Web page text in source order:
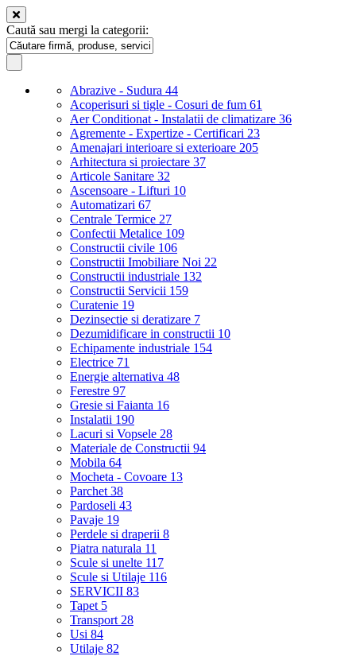
Caută sau mergi la categorii:
Abrazive - Sudura 44
Acoperisuri si tigle - Cosuri de fum 61
Aer Conditionat - Instalatii de climatizare 36
Agremente - Expertize - Certificari 23
Amenajari interioare si exterioare 205
Arhitectura si proiectare 37
Articole Sanitare 32
Ascensoare - Lifturi 10
Automatizari 67
Centrale Termice 27
Confectii Metalice 109
Constructii civile 106
Constructii Imobiliare Noi 22
Constructii industriale 132
Constructii Servicii 159
Curatenie 19
Dezinsectie si deratizare 7
Dezumidificare in constructii 10
Echipamente industriale 154
Electrice 71
Energie alternativa 48
Ferestre 97
Gresie si Faianta 16
Instalatii 190
Lacuri si Vopsele 28
Materiale de Constructii 94
Mobila 64
Mocheta - Covoare 13
Parchet 38
Pardoseli 43
Pavaje 19
Perdele si draperii 8
Piatra naturala 11
Scule si unelte 117
Scule si Utilaje 116
SERVICII 83
Tapet 5
Transport 28
Usi 84
Utilaje 82